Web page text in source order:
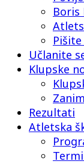
Boris
Učlanite
Klupske
Rezultati
Atletska